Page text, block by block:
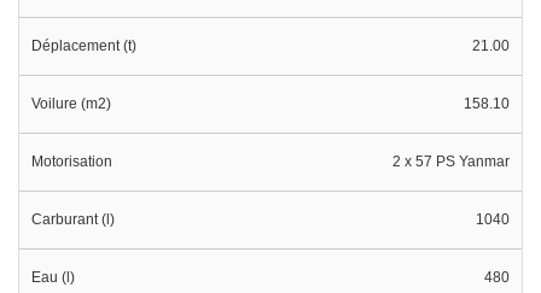
Déplacement (t) 21.00
Voilure (m2) 158.10
Motorisation 2 x 57 PS Yanmar
Carburant (l) 1040
Eau (l) 480